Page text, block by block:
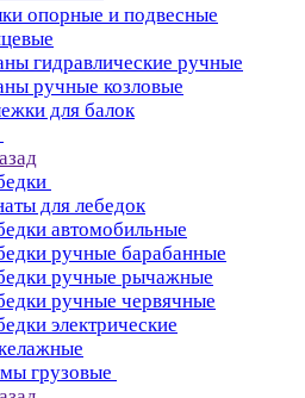
опорные и подвесные
гидравлические ручные
ручные козловые
для балок
для лебедок
автомобильные
ручные барабанные
ручные рычажные
ручные червячные
электрические
грузовые